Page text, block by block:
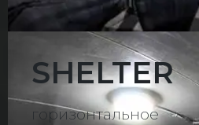
SHELTER
горизонтальное